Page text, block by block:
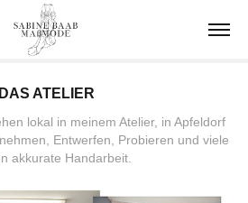
DAS ATELIER
lokal in meinem Atelier, in Apfeldorf
Entwerfen, Probieren und viele
akkurate Handarbeit.